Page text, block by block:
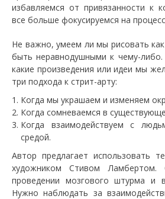
избавляемся от привязанности к
все больше фокусируемся на
Не важно, умеем ли мы рисовать
быть неравнодушными к чему-
какие произведения или идеи мы
три подхода к стрит-арту:
Когда мы украшаем и изменяем
Когда сомневаемся в
Когда взаимодействуем с
средой.
Автор предлагает использовать
художником Стивом Ламбертом.
проведении мозгового штурма и
Нужно наблюдать за